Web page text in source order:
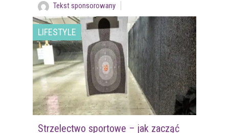
Tekst sponsorowany
LIFESTYLE
Strzelectwo sportowe – jak zacząć